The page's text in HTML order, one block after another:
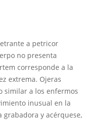
a petricor
no presenta
corresponde a la
extrema. Ojeras
similar a los enfermos
inusual en la
y acérquese,